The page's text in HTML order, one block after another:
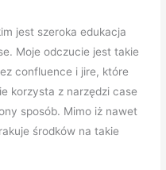
jest szeroka edukacja
Moje odczucie jest takie
confluence i jire, które
korzysta z narzędzi case
sposób. Mimo iż nawet
środków na takie